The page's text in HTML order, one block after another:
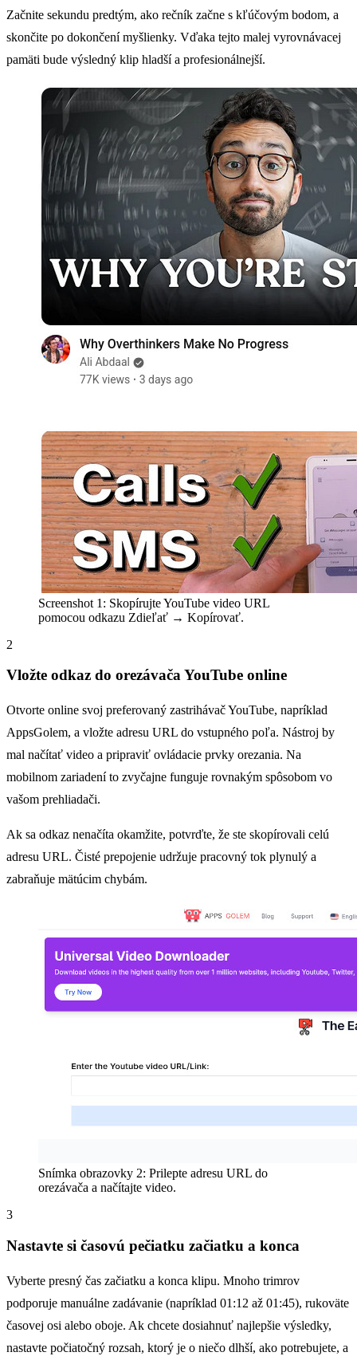
Začnite sekundu predtým, ako rečník začne s kľúčovým bodom, a
skončite po dokončení myšlienky. Vďaka tejto malej vyrovnávacej
pamäti bude výsledný klip hladší a profesionálnejší.
Screenshot 1: Skopírujte YouTube video URL
pomocou odkazu Zdieľať → Kopírovať.
2
Vložte odkaz do orezávača YouTube online
Otvorte online svoj preferovaný zastrihávač YouTube, napríklad
AppsGolem, a vložte adresu URL do vstupného poľa. Nástroj by
mal načítať video a pripraviť ovládacie prvky orezania. Na
mobilnom zariadení to zvyčajne funguje rovnakým spôsobom vo
vašom prehliadači.
Ak sa odkaz nenačíta okamžite, potvrďte, že ste skopírovali celú
adresu URL. Čisté prepojenie udržuje pracovný tok plynulý a
zabraňuje mätúcim chybám.
Snímka obrazovky 2: Prilepte adresu URL do
orezávača a načítajte video.
3
Nastavte si časovú pečiatku začiatku a konca
Vyberte presný čas začiatku a konca klipu. Mnoho trimrov
podporuje manuálne zadávanie (napríklad 01:12 až 01:45), rukoväte
časovej osi alebo oboje. Ak chcete dosiahnuť najlepšie výsledky,
nastavte počiatočný rozsah, ktorý je o niečo dlhší, ako potrebujete, a